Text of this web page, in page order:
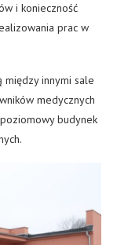
i konieczność
prac w
między innymi sale
medycznych
budynek